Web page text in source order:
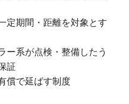
定期間・距離を対象とす
ー系が点検・整備したう
証
償で延ばす制度